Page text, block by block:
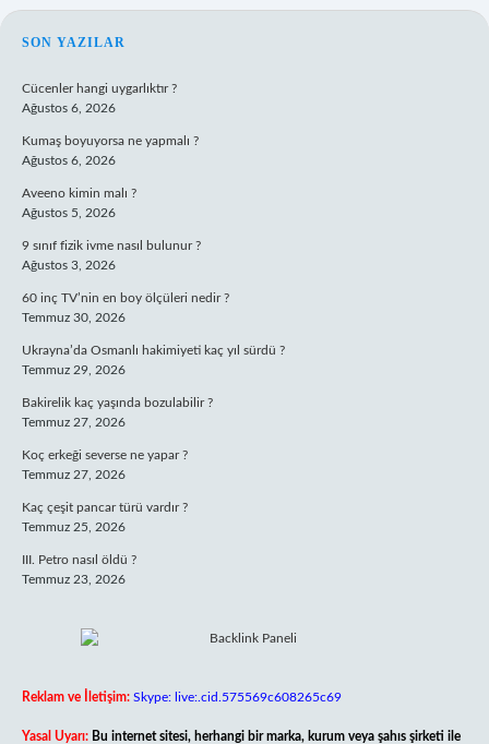
SIDEBAR
SON YAZILAR
Cücenler hangi uygarlıktır ?
Ağustos 6, 2026
Kumaş boyuyorsa ne yapmalı ?
Ağustos 6, 2026
Aveeno kimin malı ?
Ağustos 5, 2026
9 sınıf fizik ivme nasıl bulunur ?
Ağustos 3, 2026
60 inç TV’nin en boy ölçüleri nedir ?
Temmuz 30, 2026
Ukrayna’da Osmanlı hakimiyeti kaç yıl sürdü ?
Temmuz 29, 2026
Bakirelik kaç yaşında bozulabilir ?
Temmuz 27, 2026
Koç erkeği severse ne yapar ?
Temmuz 27, 2026
Kaç çeşit pancar türü vardır ?
Temmuz 25, 2026
III. Petro nasıl öldü ?
Temmuz 23, 2026
Reklam ve İletişim: Skype: live:.cid.575569c608265c69
Yasal Uyarı: Bu internet sitesi, herhangi bir marka, kurum veya şahıs şirketi ile